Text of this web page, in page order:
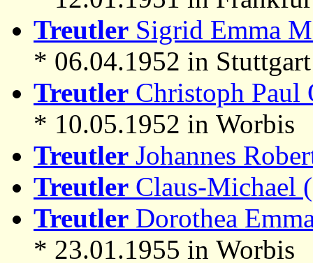
Treutler Sigrid Emma
* 06.04.1952 in
Treutler Christoph Paul
* 10.05.1952 in Worbis
Treutler Johannes
Treutler Claus-Michael
Treutler Dorothea
* 23.01.1955 in Worbis